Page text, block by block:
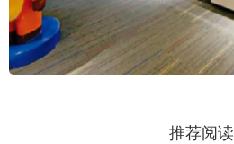
推荐阅读